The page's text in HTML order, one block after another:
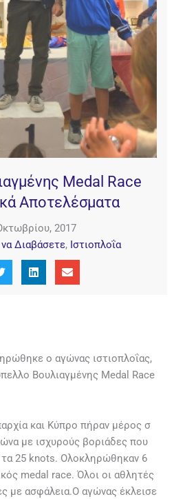
Medal Race
Αποτελέσματα
2017
να Διαβάσετε, Ιστιοπλοΐα
ο αγώνας ιστιοπλοΐας,
Βουλιαγμένης Medal Race
και Κύπρο πήραν μέρος σ
με ισχυρούς βοριάδες που
25 knots. Ολοκληρώθηκαν 6
medal race. Όλοι οι αθλητές
με ασφάλεια.Ο αγώνας έκλεισε